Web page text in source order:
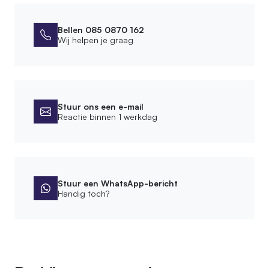
Afmetingen
Montage
Vrijstaand
Bellen 085 0870 162
Wij helpen je graag
Stuur ons een e-mail
Reactie binnen 1 werkdag
Stuur een WhatsApp-bericht
Handig toch?